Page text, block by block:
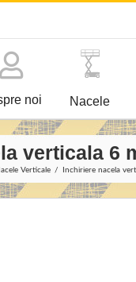
noi Nacele
verticala 6
Verticale Inchiriere nacela